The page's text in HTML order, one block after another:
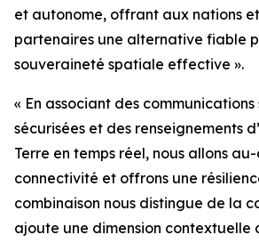
et autonome, offrant aux nations
partenaires une alternative fiable
souveraineté spatiale effective ».
« En associant des
sécurisées et des renseignements
Terre en temps réel, nous allons
connectivité et offrons une
combinaison nous distingue de la
ajoute une dimension contextuelle